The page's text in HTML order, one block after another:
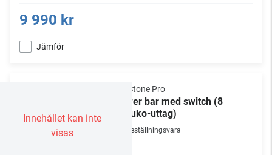
9 990 kr
Jämför
Innehållet kan inte
visas
NorStone Pro
Power bar med switch (8
Schuko-uttag)
Beställningsvara